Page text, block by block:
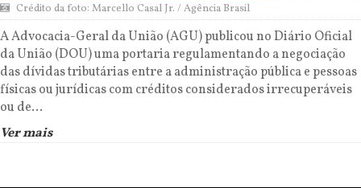
Crédito da foto: Marcello Casal Jr. / Agência Brasil
A Advocacia-Geral da União (AGU) publicou no Diário Oficial
da União (DOU) uma portaria regulamentando a negociação
das dívidas tributárias entre a administração pública e pessoas
físicas ou jurídicas com créditos considerados irrecuperáveis
ou de...
Ver mais